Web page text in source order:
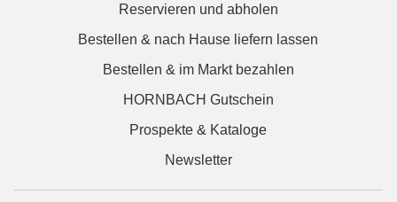
Reservieren und abholen
Bestellen & nach Hause liefern lassen
Bestellen & im Markt bezahlen
HORNBACH Gutschein
Prospekte & Kataloge
Newsletter